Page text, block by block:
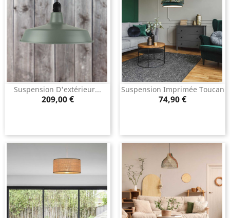
Suspension D'extérieur...
Prix
209,00 €
Suspension Imprimée Toucan
Prix
74,90 €